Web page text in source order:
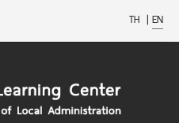
TH | EN